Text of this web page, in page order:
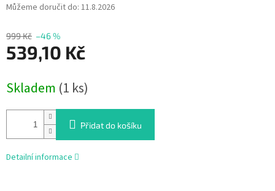
999 Kč –46 %
539,10 Kč
cena:
Skladem (1 ks)
Můžeme doručit do: 11.8.2026
Přidat do košíku
Detailní informace